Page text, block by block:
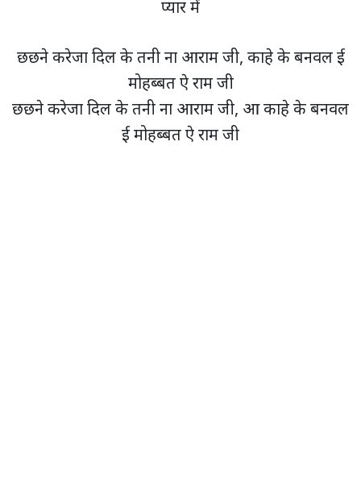
प्यार में
छछने करेजा दिल के तनी ना आराम जी, काहे के बनवल ई
मोहब्बत ऐ राम जी
छछने करेजा दिल के तनी ना आराम जी, आ काहे के बनवल
ई मोहब्बत ऐ राम जी